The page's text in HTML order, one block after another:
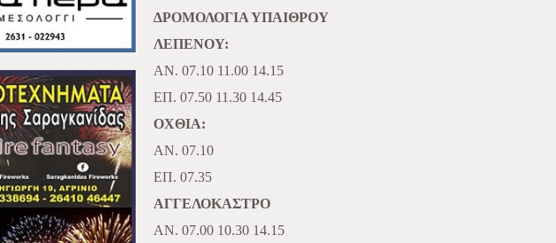
ΔΡΟΜΟΛΟΓΙΑ ΥΠΑΙΘΡΟΥ
ΛΕΠΕΝΟΥ:
ΑΝ. 07.10 11.00 14.15
ΕΠ. 07.50 11.30 14.45
ΟΧΘΙΑ:
ΑΝ. 07.10
ΕΠ. 07.35
ΑΓΓΕΛΟΚΑΣΤΡΟ
ΑΝ. 07.00 10.30 14.15